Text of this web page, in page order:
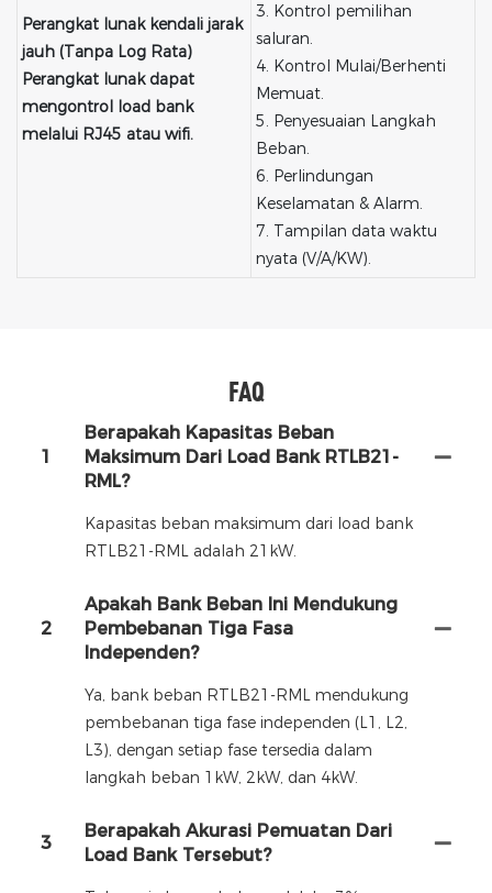
Perangkat lunak kendali jarak
jauh (Tanpa Log Rata)
Perangkat lunak dapat
mengontrol load bank
melalui RJ45 atau wifi.
3. Kontrol pemilihan
saluran.
4. Kontrol Mulai/Berhenti
Memuat.
5. Penyesuaian Langkah
Beban.
6. Perlindungan
Keselamatan & Alarm.
7. Tampilan data waktu
nyata (V/A/KW).
FAQ
1
Berapakah Kapasitas Beban
Maksimum Dari Load Bank RTLB21-
RML?
Kapasitas beban maksimum dari load bank
RTLB21-RML adalah 21kW.
2
Apakah Bank Beban Ini Mendukung
Pembebanan Tiga Fasa
Independen?
Ya, bank beban RTLB21-RML mendukung
pembebanan tiga fase independen (L1, L2,
L3), dengan setiap fase tersedia dalam
langkah beban 1kW, 2kW, dan 4kW.
3
Berapakah Akurasi Pemuatan Dari
Load Bank Tersebut?